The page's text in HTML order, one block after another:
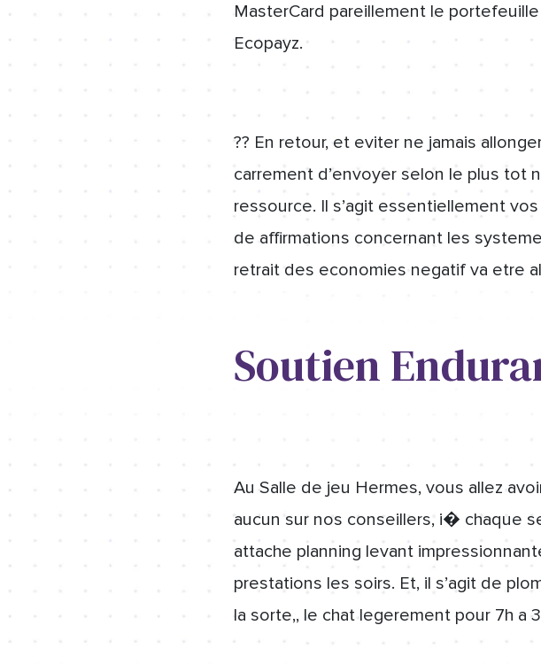
MasterCard pareillement le
Ecopayz.
?? En retour, et eviter ne jamais
carrement d’envoyer selon le plus
ressource. Il s’agit essentiellement
de affirmations concernant les
retrait des economies negatif va etre
Soutien
Au Salle de jeu Hermes, vous allez
aucun sur nos conseillers, i� chaque
attache planning levant
prestations les soirs. Et, il s’agit de
la sorte,, le chat legerement pour 7h a